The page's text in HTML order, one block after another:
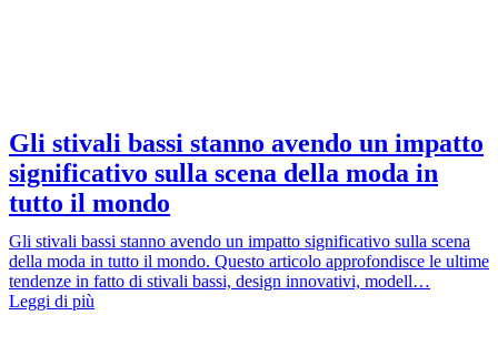
Gli stivali bassi stanno avendo un impatto
significativo sulla scena della moda in
tutto il mondo
Gli stivali bassi stanno avendo un impatto significativo sulla scena
della moda in tutto il mondo. Questo articolo approfondisce le ultime
tendenze in fatto di stivali bassi, design innovativi, modell…
Leggi di più